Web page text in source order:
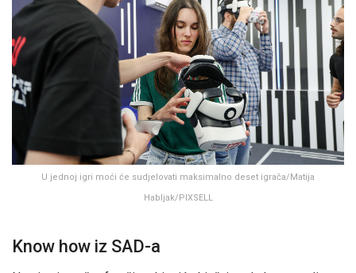
U jednoj igri moći će sudjelovati maksimalno deset igrača/Matija
Habljak/PIXSELL
Know how iz SAD-a